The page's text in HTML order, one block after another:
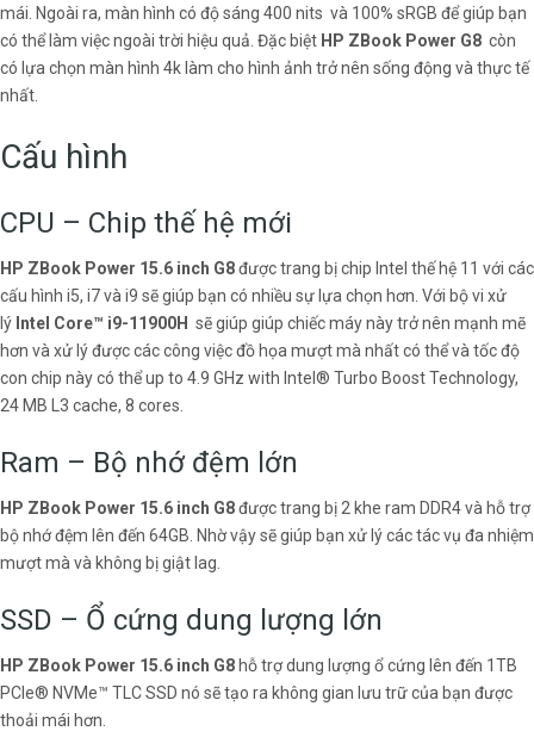
mái. Ngoài ra, màn hình có độ sáng 400 nits và 100% sRGB để giúp bạn
có thể làm việc ngoài trời hiệu quả. Đặc biệt HP ZBook Power G8 còn
có lựa chọn màn hình 4k làm cho hình ảnh trở nên sống động và thực tế
nhất.
Cấu hình
CPU – Chip thế hệ mới
HP ZBook Power 15.6 inch G8được trang bị chip Intel thế hệ 11 với các
cấu hình i5, i7 và i9 sẽ giúp bạn có nhiều sự lựa chọn hơn. Với bộ vi xử
lý Intel Core™ i9-11900H sẽ giúp giúp chiếc máy này trở nên mạnh mẽ
hơn và xử lý được các công việc đồ họa mượt mà nhất có thể và tốc độ
con chip này có thể up to 4.9 GHz with Intel® Turbo Boost Technology,
24 MB L3 cache, 8 cores.
Ram – Bộ nhớ đệm lớn
HP ZBook Power 15.6 inch G8được trang bị 2 khe ram DDR4 và hỗ trợ
bộ nhớ đệm lên đến 64GB. Nhờ vậy sẽ giúp bạn xử lý các tác vụ đa nhiệm
mượt mà và không bị giật lag.
SSD – Ổ cứng dung lượng lớn
HP ZBook Power 15.6 inch G8 hỗ trợ dung lượng ổ cứng lên đến 1TB
PCIe® NVMe™ TLC SSD nó sẽ tạo ra không gian lưu trữ của bạn được
thoải mái hơn.